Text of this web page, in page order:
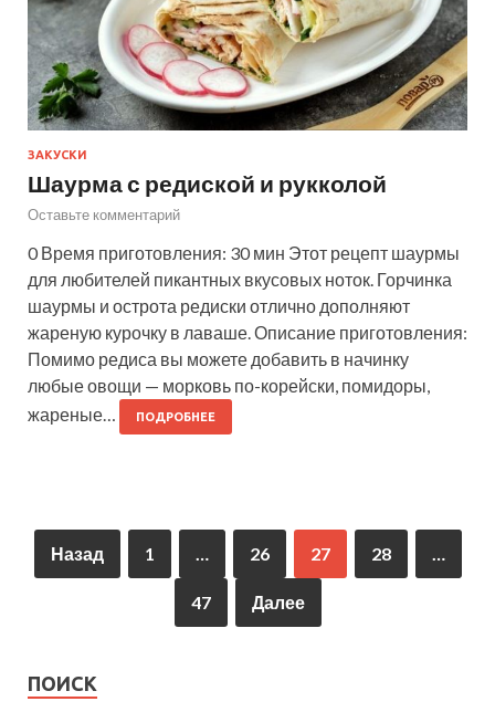
ЗАКУСКИ
Шаурма с редиской и рукколой
Оставьте комментарий
0 Время приготовления: 30 мин Этот рецепт шаурмы
для любителей пикантных вкусовых ноток. Горчинка
шаурмы и острота редиски отлично дополняют
жареную курочку в лаваше. Описание приготовления:
Помимо редиса вы можете добавить в начинку
любые овощи — морковь по-корейски, помидоры,
жареные…
ПОДРОБНЕЕ
Назад 1 … 26 27 28 …
47 Далее
ПОИСК